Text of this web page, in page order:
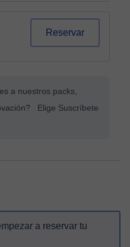
Reservar
a nuestros packs,
Elige Suscríbete
a reservar tu